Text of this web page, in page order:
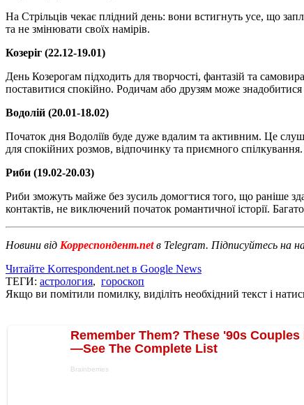
На Стрільців чекає плідний день: вони встигнуть усе, що
та не змінювати своїх намірів.
Козеріг (22.12-19.01)
День Козерогам підходить для творчості, фантазій та
поставитися спокійно. Родичам або друзям може
Водолій (20.01-18.02)
Початок дня Водоліїв буде дуже вдалим та активним. Це
для спокійних розмов, відпочинку та приємного
Риби (19.02-20.03)
Риби зможуть майже без зусиль домогтися того, що раніше
контактів, не виключений початок романтичної історії.
Новини від Корреспондент.netв Telegram. Підписуйтесь на
Читайте Korrespondent.net в Google News
ТЕГИ: астрология, гороскоп
Якщо ви помітили помилку, виділіть необхідний текст і